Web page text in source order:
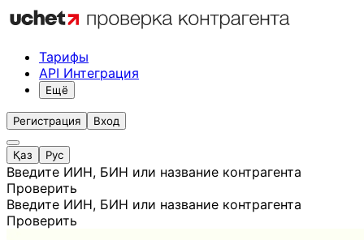
Тарифы
API Интеграция
Ещё
Регистрация Вход
Қаз Рус
Введите ИИН, БИН или название контрагента
Проверить
Введите ИИН, БИН или название контрагента
Проверить